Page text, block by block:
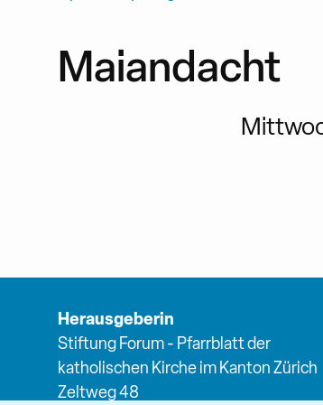
Maiandacht
Herausgeberin
Stiftung Forum - Pfarrblatt der
katholischen Kirche im Kanton Zürich
Zeltweg 48